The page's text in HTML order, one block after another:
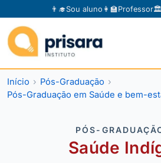
👨‍🎓Sou aluno 👩‍🏫Professor🏛️
Início
Pós-Graduação
Pós-Graduação em Saúde e bem-
PÓS-
Saúde